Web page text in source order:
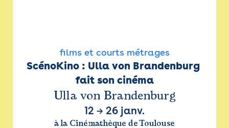
films et courts métrages
ScénoKino : Ulla von Brandenburg
fait son cinéma
Ulla von Brandenburg
12 → 26 janv.
à la Cinémathèque de Toulouse